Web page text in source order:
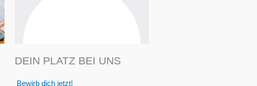
DEIN PLATZ BEI UNS
Bewirb dich jetzt!